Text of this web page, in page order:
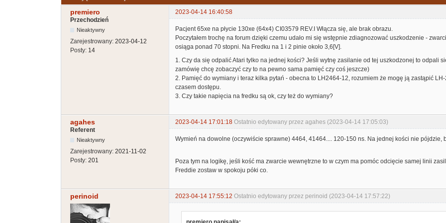
premiero
2023-04-14 16:40:58
Przechodzień
Nieaktywny
Zarejestrowany: 2023-04-12
Posty: 14
Pacjent 65xe na płycie 130xe (64x4) CI03579 REV.I Włącza się, ale brak obrazu.
Poczytałem trochę na forum dzięki czemu udało mi się wstępnie zdiagnozować uszkodzenie -
osiąga ponad 70 stopni. Na Fredku na 1 i 2 pinie około 3,6[V].
1. Czy da się odpalić Atari tylko na jednej kości? Jeśli wytnę zasilanie od tej uszkodzonej to odpali
zamówię chcę zobaczyć czy to na pewno sama pamięć czy coś jeszcze)
2. Pamięć do wymiany i teraz kilka pytań - obecna to LH2464-12, rozumiem że mogę ją zastąpić
czasem dostępu.
3. Czy takie napięcia na fredku są ok, czy też do wymiany?
agahes 2023-04-14 17:01:18 Ostatnio edytowany przez agahes (2023-04-14 17:05:03)
Referent
Nieaktywny
Zarejestrowany: 2021-11-02
Posty: 201
Wymień na dowolne (oczywiście sprawne) 4464, 41464.... 120-150 ns. Na jednej kości nie pójdzie,
Poza tym na logikę, jeśli kość ma zwarcie wewnętrzne to w czym ma pomóc odcięcie samej linii
Freddie zostaw w spokoju póki co.
perinoid 2023-04-14 17:55:12 Ostatnio edytowany przez perinoid (2023-04-14 17:57:22)